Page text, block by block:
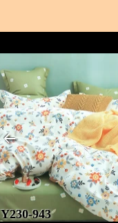
Y230-943